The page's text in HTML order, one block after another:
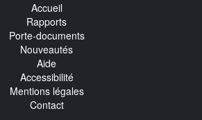
Accueil
Rapports
Porte-documents
Nouveautés
Aide
Accessibilité
Mentions légales
Contact